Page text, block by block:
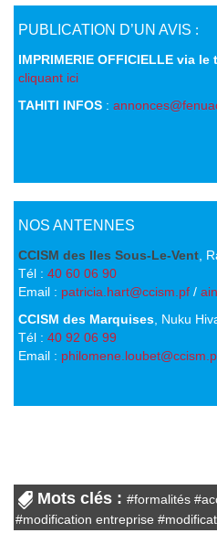
PUBLICATION D’UN AVIS :
IMPRIMERIE OFFICIELLE via
cliquant ici
TAHITI INFOS :
NOS ANTENNES
CCISM des Iles Sous-Le-Vent ,
Tél : 40 60 06 90
Email : patricia.hart@ccism.pf /
CCISM des Marquises , Nuku
Tél : 40 92 06 99
Email :
Mots clés : #formalités #
#modification entreprise #